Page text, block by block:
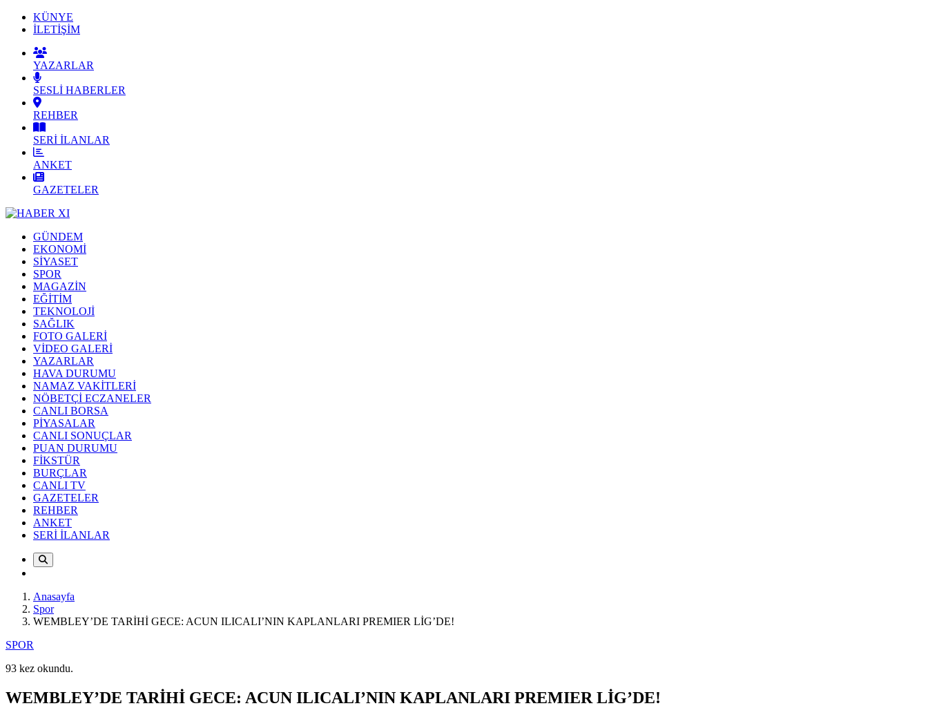
KÜNYE
İLETİŞİM
YAZARLAR
SESLİ HABERLER
REHBER
SERİ İLANLAR
ANKET
GAZETELER
GÜNDEM
EKONOMİ
SİYASET
SPOR
MAGAZİN
EĞİTİM
TEKNOLOJİ
SAĞLIK
FOTO GALERİ
VİDEO GALERİ
YAZARLAR
HAVA DURUMU
NAMAZ VAKİTLERİ
NÖBETÇİ ECZANELER
CANLI BORSA
PİYASALAR
CANLI SONUÇLAR
PUAN DURUMU
FİKSTÜR
BURÇLAR
CANLI TV
GAZETELER
REHBER
ANKET
SERİ İLANLAR
Anasayfa
Spor
WEMBLEY’DE TARİHİ GECE: ACUN ILICALI’NIN KAPLANLARI PREMIER LİG’DE!
SPOR
93 kez okundu.
WEMBLEY’DE TARİHİ GECE: ACUN ILICALI’NIN KAPLANLARI PREMIER LİG’DE!